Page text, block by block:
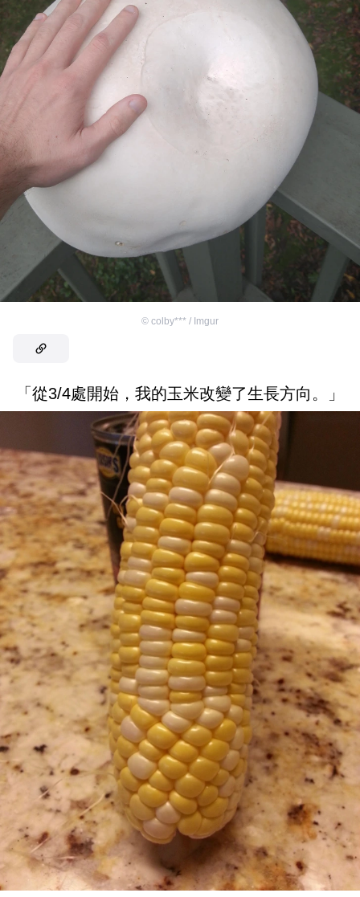
© colby*** / Imgur
「從3/4處開始，我的玉米改變了生長方向。」